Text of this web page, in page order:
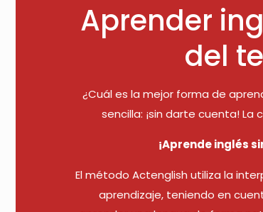
Aprender
del
¿Cuál es la mejor forma de
sencilla: ¡sin darte cuenta!
¡Aprende inglés
El método Actenglish utiliza la
aprendizaje, teniendo en